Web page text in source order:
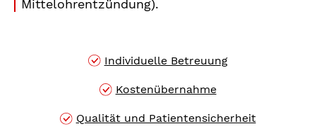
Mittelohrentzündung).
Individuelle Betreuung
Kostenübernahme
Qualität und Patientensicherheit